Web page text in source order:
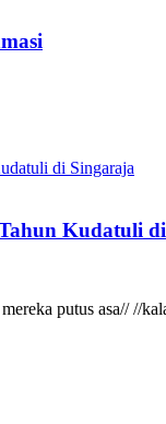
Kudatuli
putus asa// //